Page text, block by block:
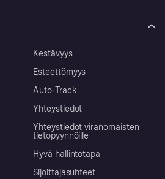
Kestävyys
Esteettömyys
Auto-Track
Yhteystiedot
Yhteystiedot viranomaisten
tietopyynnöille
Hyvä hallintotapa
Sijoittajasuhteet